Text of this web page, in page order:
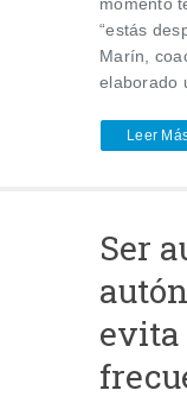
“estás
Marín,
elaborado
Leer
Ser
evita